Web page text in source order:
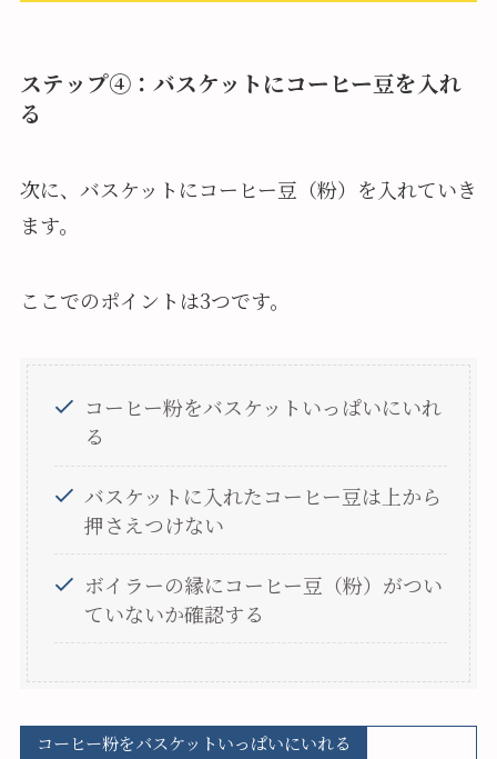
ステップ④：バスケットにコーヒー豆を入れ
る
次に、バスケットにコーヒー豆（粉）を入れていき
ます。
ここでのポイントは3つです。
コーヒー粉をバスケットいっぱいにいれ
る
バスケットに入れたコーヒー豆は上から
押さえつけない
ボイラーの縁にコーヒー豆（粉）がつい
ていないか確認する
コーヒー粉をバスケットいっぱいにいれる